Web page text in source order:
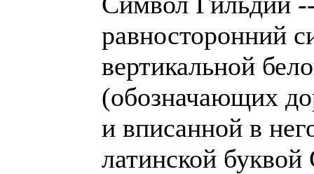
равносторонний
вертикальной
(обозначающих
и вписанной в
латинской буквой